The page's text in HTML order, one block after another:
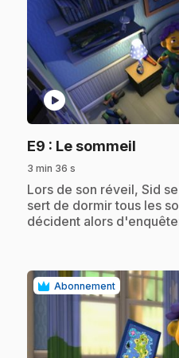
play_circle
E9 : Le sommeil
3 min 36 s
.Lors de son réveil, Sid
sert de dormir tous les
décident alors
Abonnement